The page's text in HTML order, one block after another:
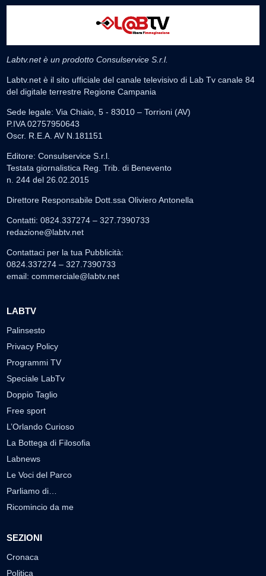
Labtv.net è un prodotto Consulservice S.r.l.
Labtv.net è il sito ufficiale del canale televisivo di Lab Tv canale 84
del digitale terrestre Regione Campania
Sede legale: Via Chiaio, 5 - 83010 – Torrioni (AV)
P.IVA 02757950643
Oscr. R.E.A. AV N.181151
Editore: Consulservice S.r.l.
Testata giornalistica Reg. Trib. di Benevento
n. 244 del 26.02.2015
Direttore Responsabile Dott.ssa Oliviero Antonella
Contatti: 0824.337274 – 327.7390733
redazione@labtv.net
Contattaci per la tua Pubblicità:
0824.337274 – 327.7390733
email: commerciale@labtv.net
LABTV
Palinsesto
Privacy Policy
Programmi TV
Speciale LabTv
Doppio Taglio
Free sport
L’Orlando Curioso
La Bottega di Filosofia
Labnews
Le Voci del Parco
Parliamo di…
Ricomincio da me
SEZIONI
Cronaca
Politica